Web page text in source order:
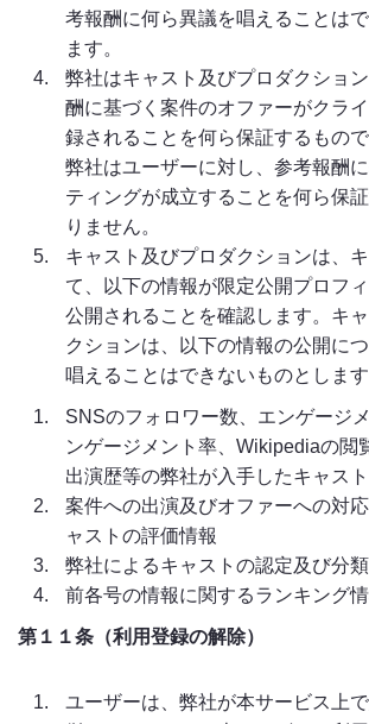
考報酬に何ら異議を唱えることは
ます。
弊社はキャスト及びプロダクショ
酬に基づく案件のオファーがクラ
録されることを何ら保証するもので
弊社はユーザーに対し、参考報酬
ティングが成立することを何ら保
りません。
キャスト及びプロダクションは、
て、以下の情報が限定公開プロフ
公開されることを確認します。キ
クションは、以下の情報の公開に
唱えることはできないものとします
SNSのフォロワー数、エンゲージ
ンゲージメント率、Wikipediaの閲
出演歴等の弊社が入手したキャス
案件への出演及びオファーへの対
ャストの評価情報
弊社によるキャストの認定及び分
前各号の情報に関するランキング
第１１条（利用登録の解除）
ユーザーは、弊社が本サービス上